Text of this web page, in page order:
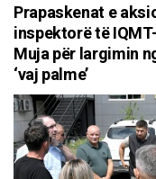
Prapaskenat e
inspektorë të
Muja për largimin
‘vaj palme’